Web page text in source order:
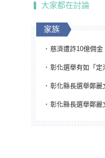
大家都在討論
家族
慈濟遭詐10億佣金！幕後宗教大師
彰化選舉有如「定海神針」
彰化縣長選舉鄭麗文提「龜兔賽
彰化縣長選舉鄭麗文提「龜兔賽